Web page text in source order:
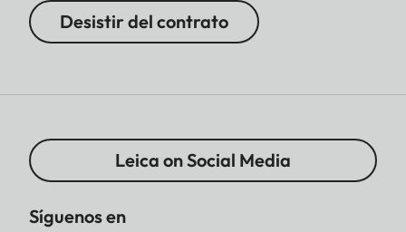
Desistir del contrato
Leica on Social Media
Síguenos en